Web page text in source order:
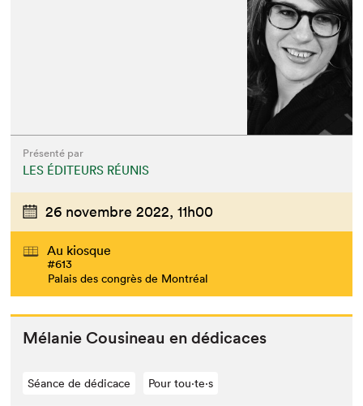
Présenté par
LES ÉDITEURS RÉUNIS
26 novembre 2022, 11h00
Au kiosque
#613
Palais des congrès de Montréal
Mélanie Cousineau en dédicaces
Séance de dédicace Pour tou⋅te⋅s